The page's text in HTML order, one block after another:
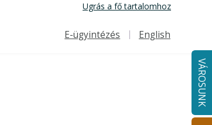
Ugrás a fő tartalomhoz
Felső navigáció
E-ügyintézés English
VÁROSUNK